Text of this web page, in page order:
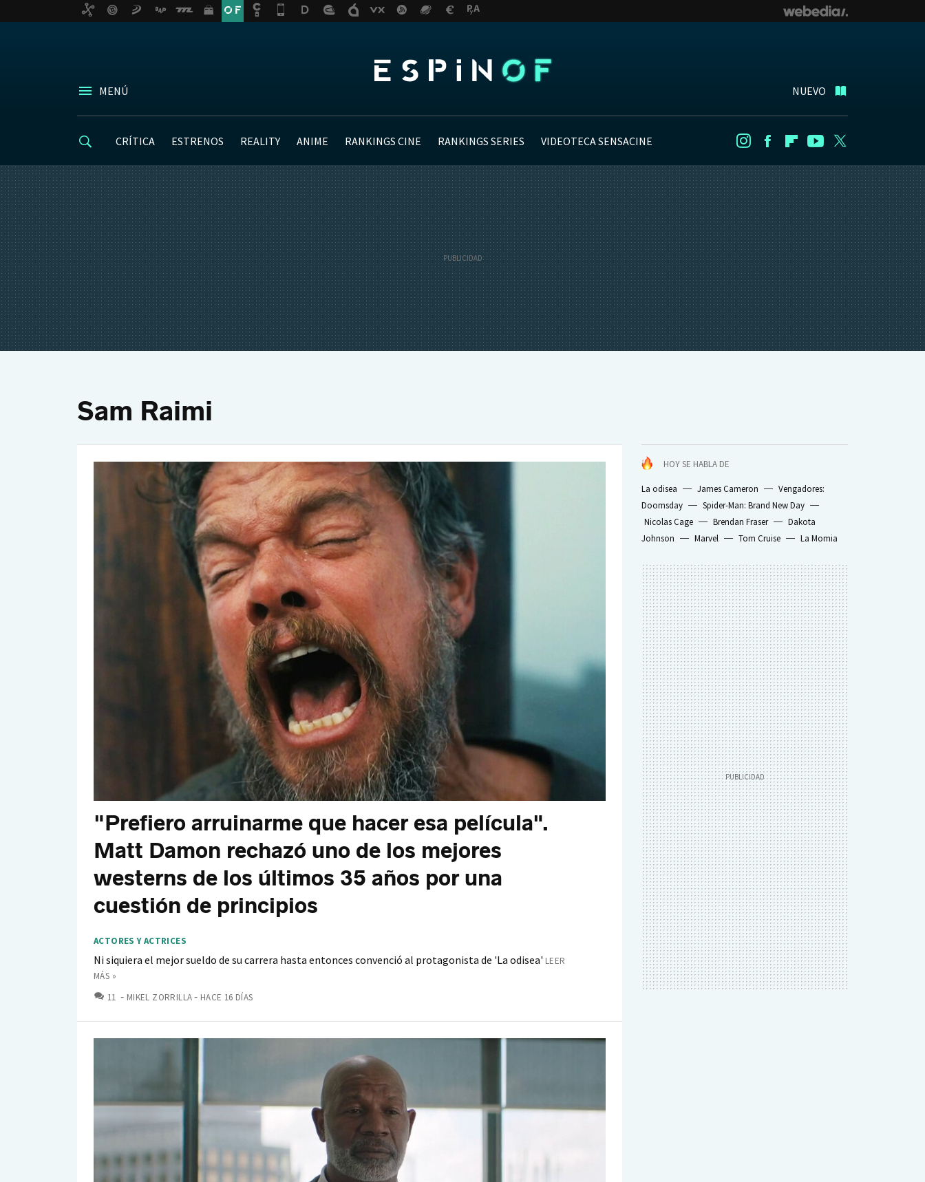
MENÚ NUEVO
CRÍTICA ESTRENOS REALITY ANIME RANKINGS CINE RANKINGS SERIES VIDEOTECA SENSACINE InstagramFacebookFlipboard
Youtube
Sam Raimi
HOY SE HABLA DE
La odisea James Cameron
Vengadores:
Doomsday
Spider-Man: Brand New Day
Nicolas Cage
Brendan Fraser
Dakota
Johnson
Marvel Tom Cruise La Momia
"Prefiero arruinarme que hacer esa película".
Matt Damon rechazó uno de los mejores
westerns de los últimos 35 años por una
cuestión de principios
ACTORES Y ACTRICES
Ni siquiera el mejor sueldo de su carrera hasta entonces convenció al protagonista de 'La odisea' LEER
MÁS »
11 COMENTARIOS
MIKEL ZORRILLA HACE 16 DÍAS